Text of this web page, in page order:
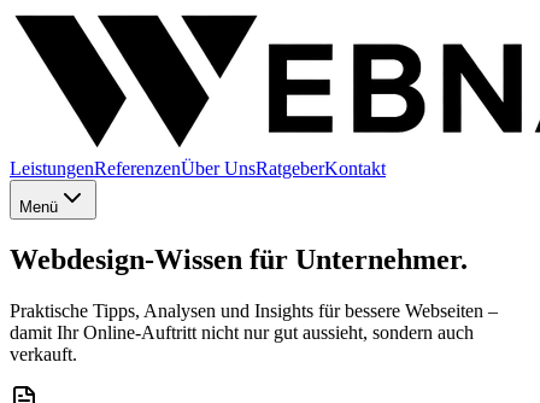
LeistungenReferenzenÜber UnsRatgeberKontakt
Menü
Webdesign-Wissen für Unternehmer.
Praktische Tipps, Analysen und Insights für bessere Webseiten –
damit Ihr Online-Auftritt nicht nur gut aussieht, sondern auch
verkauft.